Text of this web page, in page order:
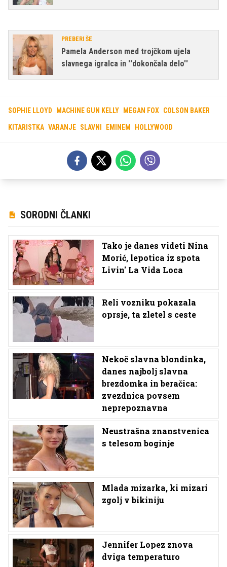
PREBERI ŠE
Pamela Anderson med trojčkom ujela
slavnega igralca in ''dokončala delo''
SOPHIE LLOYD MACHINE GUN KELLY MEGAN FOX COLSON BAKER
KITARISTKA VARANJE SLAVNI EMINEM HOLLYWOOD
SORODNI ČLANKI
Tako je danes videti Nina
Morić, lepotica iz spota
Livin' La Vida Loca
Reli vozniku pokazala
oprsje, ta zletel s ceste
Nekoč slavna blondinka,
danes najbolj slavna
brezdomka in beračica:
zvezdnica povsem
neprepoznavna
Neustrašna znanstvenica
s telesom boginje
Mlada mizarka, ki mizari
zgolj v bikiniju
Jennifer Lopez znova
dviga temperaturo